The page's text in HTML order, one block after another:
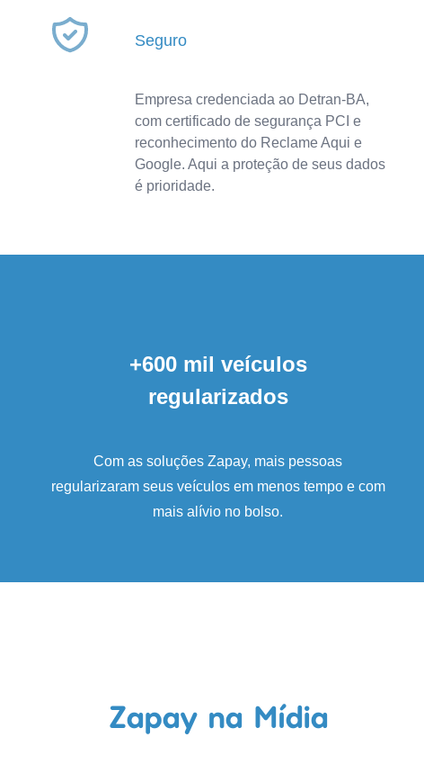
Seguro
Empresa credenciada ao Detran-BA,
com certificado de segurança PCI e
reconhecimento do Reclame Aqui e
Google. Aqui a proteção de seus dados
é prioridade.
+600 mil veículos
regularizados
Com as soluções Zapay, mais pessoas
regularizaram seus veículos em menos tempo e com
mais alívio no bolso.
Zapay na Mídia